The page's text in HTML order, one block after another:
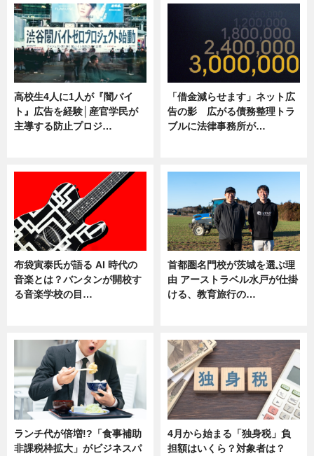
高校生4人に1人が『闇バイ
ト』広告を経験│産官学民が
主導する防止プロジ…
「借金減らせます」ネット広
告の影 広がる債務整理トラ
ブルに法律事務所が…
布袋寅泰氏が語る AI 時代の
音楽とは？バンタンが開校す
る音楽学校の目…
首都圏名門校が茨城を選ぶ理
由 アーストラベル水戸が仕掛
ける、教育旅行の…
ランチ代が倍増!?「食事補助
非課税枠拡大」がビジネスパ
4月から始まる「独身税」負
担額はいくら？対象者は？